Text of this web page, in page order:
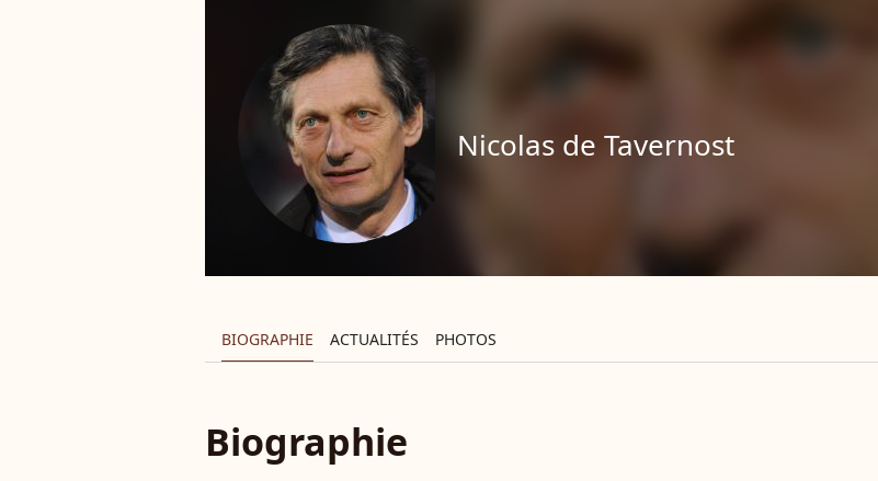
Nicolas de Tavernost
BIOGRAPHIE ACTUALITÉS PHOTOS
Biographie